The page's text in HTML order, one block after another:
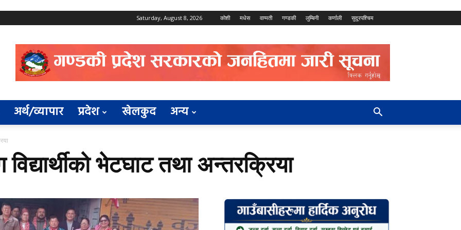
Saturday, August 8, 2026 कोशी मधेस वाग्मती गण्डकी लुम्बिनी कर्णाली सुदूरपश्चिम
अर्थ/व्यापार प्रदेश खेलकुद अन्य
विद्यार्थीको भेटघाट तथा अन्तरक्रिया